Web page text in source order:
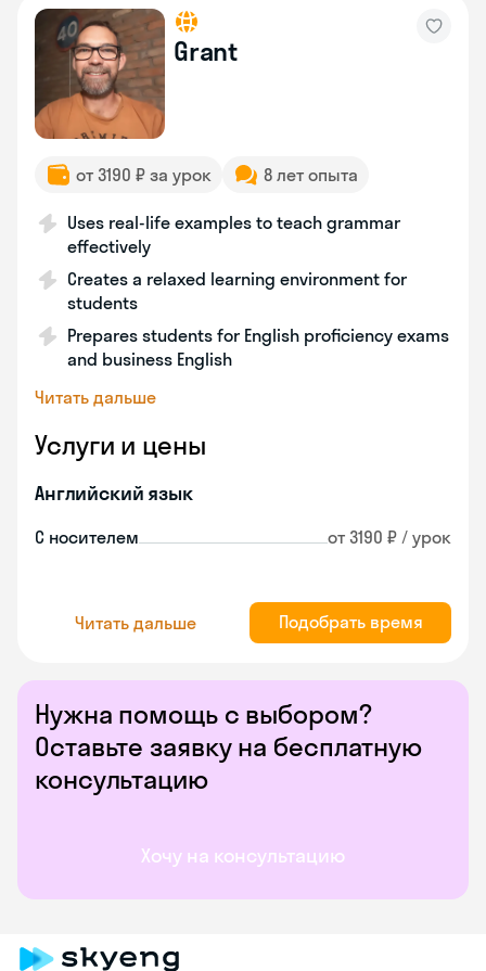
Нужна помощь с выбором?
Оставьте заявку на бесплатную
консультацию
Хочу на консультацию
Grant
от 3190 ₽ за урок 8 лет опыта
Uses real-life examples to teach grammar
effectively
Creates a relaxed learning environment for
students
Prepares students for English proficiency exams
and business English
Читать дальше
Услуги и цены
Английский язык
С носителем от 3190 ₽ / урок
Читать дальше Подобрать время